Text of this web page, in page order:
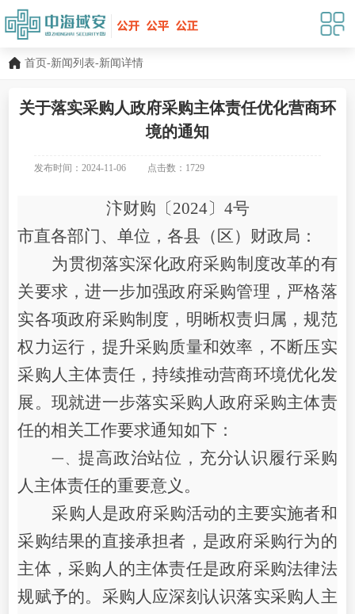
首页-新闻列表-新闻详情
关于落实采购人政府采购主体责任优化营商环
境的通知
发布时间：2024-11-06 点击数： 1729
汴财购〔2024〕 4号
市直各部门、单位，各县 （区） 财政局 ：
为贯彻落实深化政府采购制度改革的有
关要求，进一步加强政府采购管理，严格落
实各项政府采购制度，明晰权责归属，规范
权力运行，提升采购质量和效率，不断压实
采购人主体责任 ，持续推动营商环境优化发
展。 现就进一步落实采购人政府采购主体责
任的相关工作要求通知如下：
一、提高政治站位 ， 充分认识履行采购
人主体责任的重要意义 。
采购人是政府采购活动的主要实施者和
采购结果的直接承担者，是政府采购行为的
主体，采购人的主体责任是政府采购法律法
规赋予的。采购人应深刻认识落实采购人主